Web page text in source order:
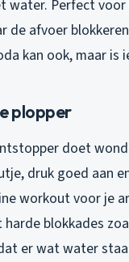
water. Perfect voor
de afvoer
kan ook, maar is
plopper
doet
druk goed aan
workout voor je
blokkades
er wat water